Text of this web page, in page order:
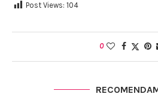
Post Views: 104
0